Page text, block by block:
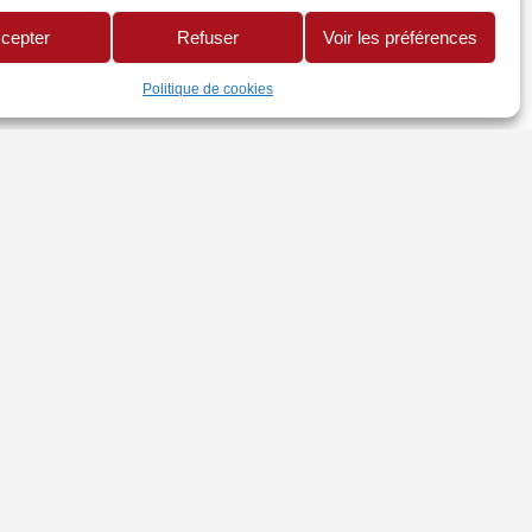
Refuser Voir les préférences
Politique de cookies